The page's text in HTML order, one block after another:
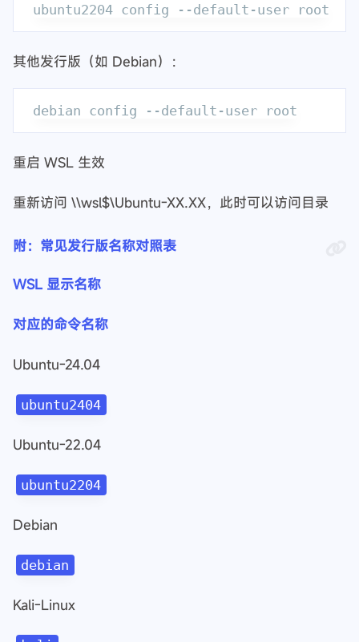
其他发行版（如 Debian）：
重启 WSL 生效
重新访问 \\wsl$\Ubuntu-XX.XX，此时可以访问目录
附：常见发行版名称对照表
WSL 显示名称
对应的命令名称
Ubuntu-24.04
ubuntu2404
Ubuntu-22.04
ubuntu2204
Debian
debian
Kali-Linux